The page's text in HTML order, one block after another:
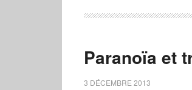
Paranoïa et
3 DÉCEMBRE 2013